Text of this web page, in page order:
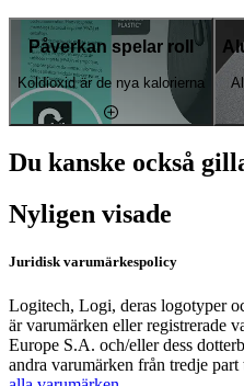
Påverkan spelar roll
Koldioxid är de nya kalorierna
Du kanske också
Nyligen visade
Juridisk varumärkespolicy
Logitech, Logi, deras logotyper
är varumärken eller registrerade
Europe S.A. och/eller dess
andra varumärken från tredje